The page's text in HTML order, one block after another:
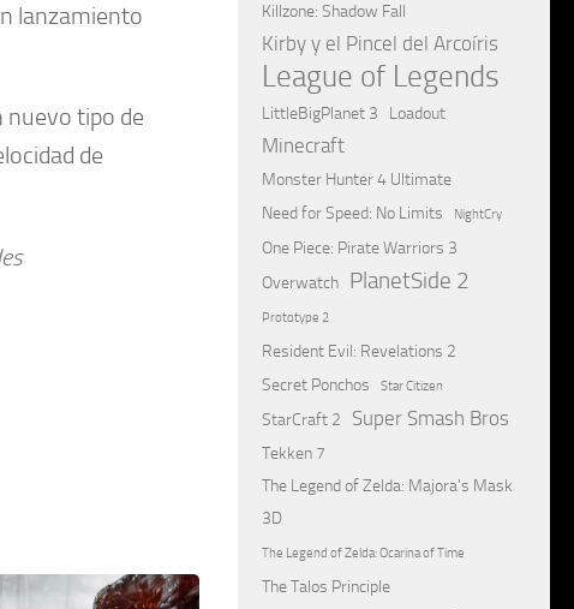
lanzamiento
nuevo tipo de
de
Killzone: Shadow Fall
Kirby y el Pincel del Arcoíris
League of Legends
LittleBigPlanet 3 Loadout
Minecraft
Monster Hunter 4 Ultimate
Need for Speed: No Limits
NightCry
One Piece: Pirate Warriors 3
Overwatch PlanetSide 2
Prototype 2
Resident Evil: Revelations 2
Secret Ponchos
Star Citizen
StarCraft 2 Super Smash Bros
Tekken 7
The Legend of Zelda: Majora's Mask
3D
The Legend of Zelda: Ocarina of Time
The Talos Principle